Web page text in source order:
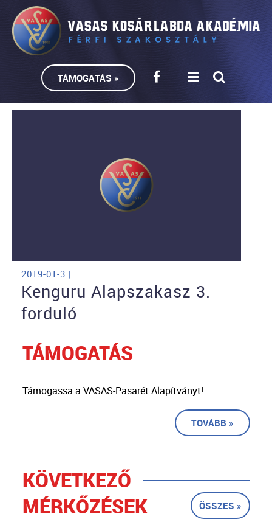
TÁMOGATÁS »
2019-01-3 |
Kenguru Alapszakasz 3.
forduló
TÁMOGATÁS
Támogassa a VASAS-Pasarét Alapítványt!
TOVÁBB »
KÖVETKEZŐ
MÉRKŐZÉSEK
ÖSSZES »